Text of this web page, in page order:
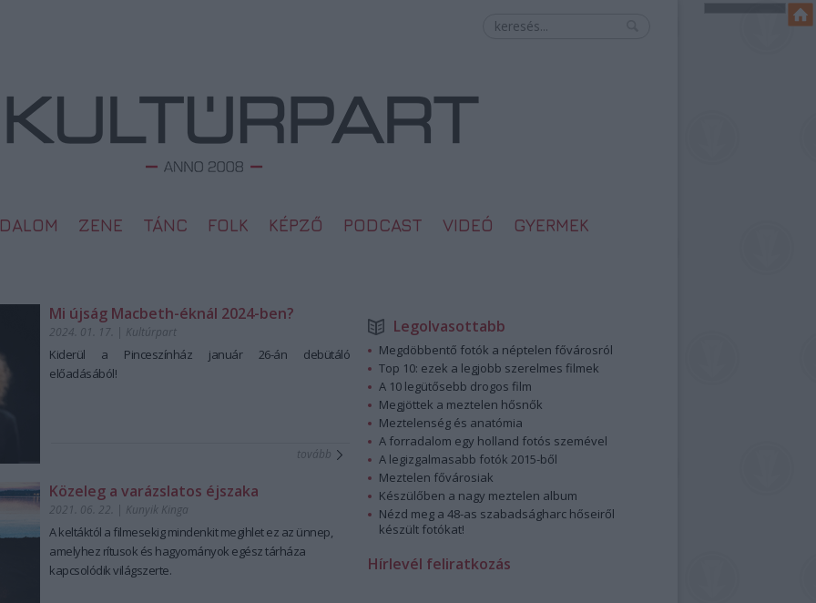
ZENE TÁNC FOLK KÉPZŐ PODCAST VIDEÓ GYERMEK
Mi újság Macbeth-éknál 2024-ben?
2024. 01. 17. | Kultúrpart
Kiderül a Pinceszínház január 26-án debütáló
előadásából!
tovább
Közeleg a varázslatos éjszaka
2021. 06. 22. | Kunyik Kinga
A keltáktól a filmesekig mindenkit megihlet ez az ünnep,
amelyhez rítusok és hagyományok egész tárháza
kapcsolódik világszerte.
Legolvasottabb
Megdöbbentő fotók a néptelen fővárosról
Top 10: ezek a legjobb szerelmes filmek
A 10 legütősebb drogos film
Megjöttek a meztelen hősnők
Meztelenség és anatómia
A forradalom egy holland fotós szemével
A legizgalmasabb fotók 2015-ből
Meztelen fővárosiak
Készülőben a nagy meztelen album
Nézd meg a 48-as szabadságharc hőseiről
készült fotókat!
Hírlevél feliratkozás